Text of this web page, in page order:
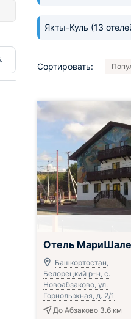
Якты-Куль (13
Сортировать:
Отель МариШале
Башкортостан,
Белорецкий р-н, с.
Новоабзаково, ул.
Горнолыжная, д. 2/1
До Абзаково 3.6 км